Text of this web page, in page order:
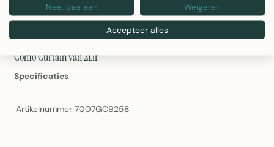
Klassiek en modern design
Geschikt voor ramen en glazen deuren
Eenvoudig te onderhouden
Como Curtain van 2Lif
Specificaties
Artikelnummer 7007GC9258
Nee, pas aan Weigeren
Accepteer alles